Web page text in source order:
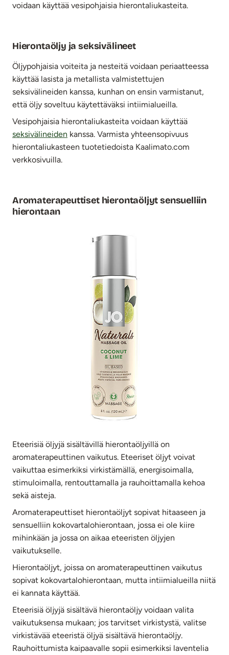
voidaan käyttää vesipohjaisia hierontaliukasteita.
Hierontaöljy ja seksivälineet
Öljypohjaisia voiteita ja nesteitä voidaan periaatteessa
käyttää lasista ja metallista valmistettujen
seksivälineiden kanssa, kunhan on ensin varmistanut,
että öljy soveltuu käytettäväksi intiimialueilla.
Vesipohjaisia hierontaliukasteita voidaan käyttää
seksivälineiden kanssa. Varmista yhteensopivuus
hierontaliukasteen tuotetiedoista Kaalimato.com
verkkosivuilla.
Aromaterapeuttiset hierontaöljyt sensuelliin
hierontaan
Eteerisiä öljyjä sisältävillä hierontaöljyillä on
aromaterapeuttinen vaikutus. Eteeriset öljyt voivat
vaikuttaa esimerkiksi virkistämällä, energisoimalla,
stimuloimalla, rentouttamalla ja rauhoittamalla kehoa
sekä aisteja.
Aromaterapeuttiset hierontaöljyt sopivat hitaaseen ja
sensuelliin kokovartalohierontaan, jossa ei ole kiire
mihinkään ja jossa on aikaa eteeristen öljyjen
vaikutukselle.
Hierontaöljyt, joissa on aromaterapeuttinen vaikutus
sopivat kokovartalohierontaan, mutta intiimialueilla niitä
ei kannata käyttää.
Eteerisiä öljyjä sisältävä hierontaöljy voidaan valita
vaikutuksensa mukaan; jos tarvitset virkistystä, valitse
virkistävää eteeristä öljyä sisältävä hierontaöljy.
Rauhoittumista kaipaavalle sopii esimerkiksi laventelia